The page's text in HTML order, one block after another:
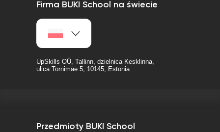
Firma BUKI School na świecie
UpSkills OÜ, Tallinn, dzielnica Kesklinna,
ulica Tornimäe 5, 10145, Estonia
Przedmioty BUKI School